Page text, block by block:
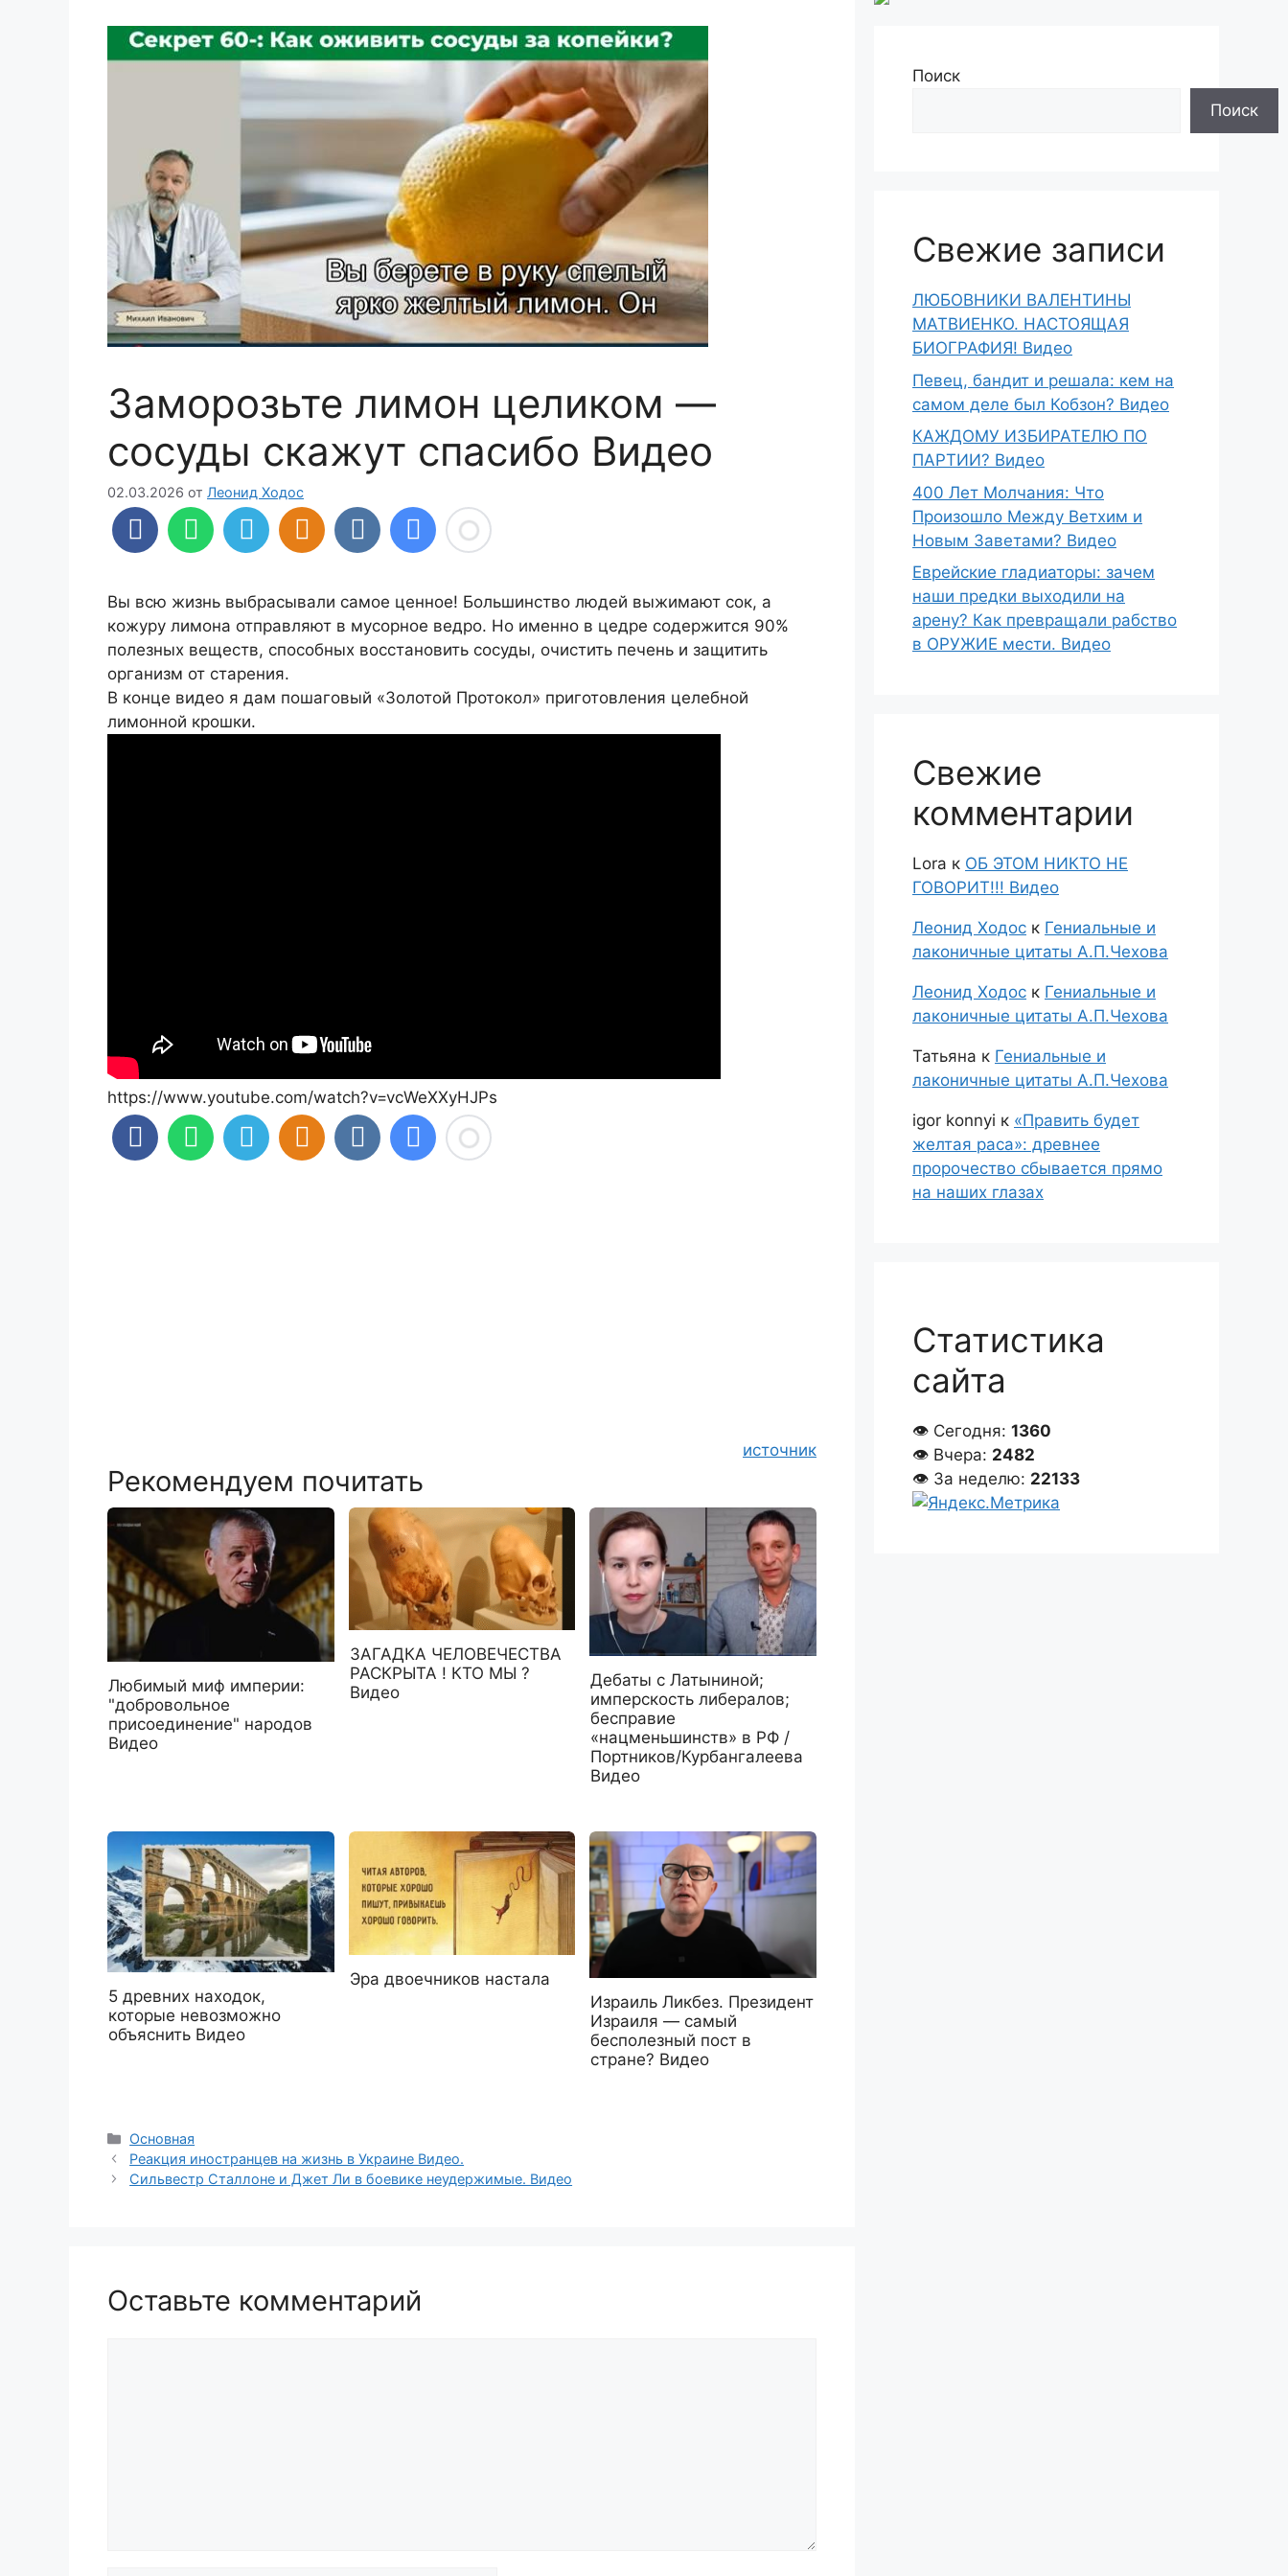
Заморозьте лимон целиком —
сосуды скажут спасибо Видео
02.03.2026 от Леонид Ходос
Вы всю жизнь выбрасывали самое ценное! Большинство людей выжимают сок, а
кожуру лимона отправляют в мусорное ведро. Но именно в цедре содержится 90%
полезных веществ, способных восстановить сосуды, очистить печень и защитить
организм от старения.
В конце видео я дам пошаговый «Золотой Протокол» приготовления целебной
лимонной крошки.
https://www.youtube.com/watch?v=vcWeXXyHJPs
источник
Рекомендуем почитать
Любимый миф империи:
"добровольное
присоединение" народов
Видео
ЗАГАДКА ЧЕЛОВЕЧЕСТВА
РАСКРЫТА ! КТО МЫ ?
Видео
Дебаты с Латыниной;
имперскость либералов;
бесправие
«нацменьшинств» в РФ /
Портников/Курбангалеева
Видео
5 древних находок,
которые невозможно
объяснить Видео
Эра двоечников настала
Израиль Ликбез. Президент
Израиля — самый
бесполезный пост в
стране? Видео
Рубрики
Основная
Реакция иностранцев на жизнь в Украине Видео.
Сильвестр Сталлоне и Джет Ли в боевике неудержимые. Видео
Оставьте комментарий
Поиск
Поиск
Свежие записи
ЛЮБОВНИКИ ВАЛЕНТИНЫ
МАТВИЕНКО. НАСТОЯЩАЯ
БИОГРАФИЯ! Видео
Певец, бандит и решала: кем на
самом деле был Кобзон? Видео
КАЖДОМУ ИЗБИРАТЕЛЮ ПО
ПАРТИИ? Видео
400 Лет Молчания: Что
Произошло Между Ветхим и
Новым Заветами? Видео
Еврейские гладиаторы: зачем
наши предки выходили на
арену? Как превращали рабство
в ОРУЖИЕ мести. Видео
Свежие
комментарии
Lora к ОБ ЭТОМ НИКТО НЕ
ГОВОРИТ!!! Видео
Леонид Ходос к Гениальные и
лаконичные цитаты А.П.Чехова
Леонид Ходос к Гениальные и
лаконичные цитаты А.П.Чехова
Татьяна к Гениальные и
лаконичные цитаты А.П.Чехова
igor konnyi к «Править будет
желтая раса»: древнее
пророчество сбывается прямо
на наших глазах
Статистика
сайта
👁 Сегодня: 1360
👁 Вчера: 2482
👁 За неделю: 22133